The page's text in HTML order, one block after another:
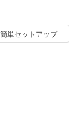
簡単セットアップ